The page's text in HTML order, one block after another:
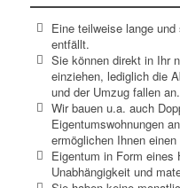
Eine teilweise lange
entfällt.
Sie können direkt in Ihr
einziehen, lediglich die
und der Umzug fallen an.
Wir bauen u.a. auch
Eigentumswohnungen
ermöglichen Ihnen
Eigentum in Form eines
Unabhängigkeit und